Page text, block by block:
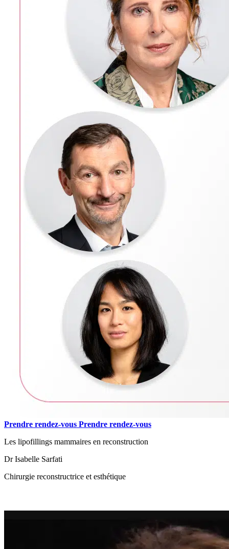
Prendre rendez-vous Prendre rendez-vous
Les lipofillings mammaires en reconstruction
Dr Isabelle Sarfati
Chirurgie reconstructrice et esthétique